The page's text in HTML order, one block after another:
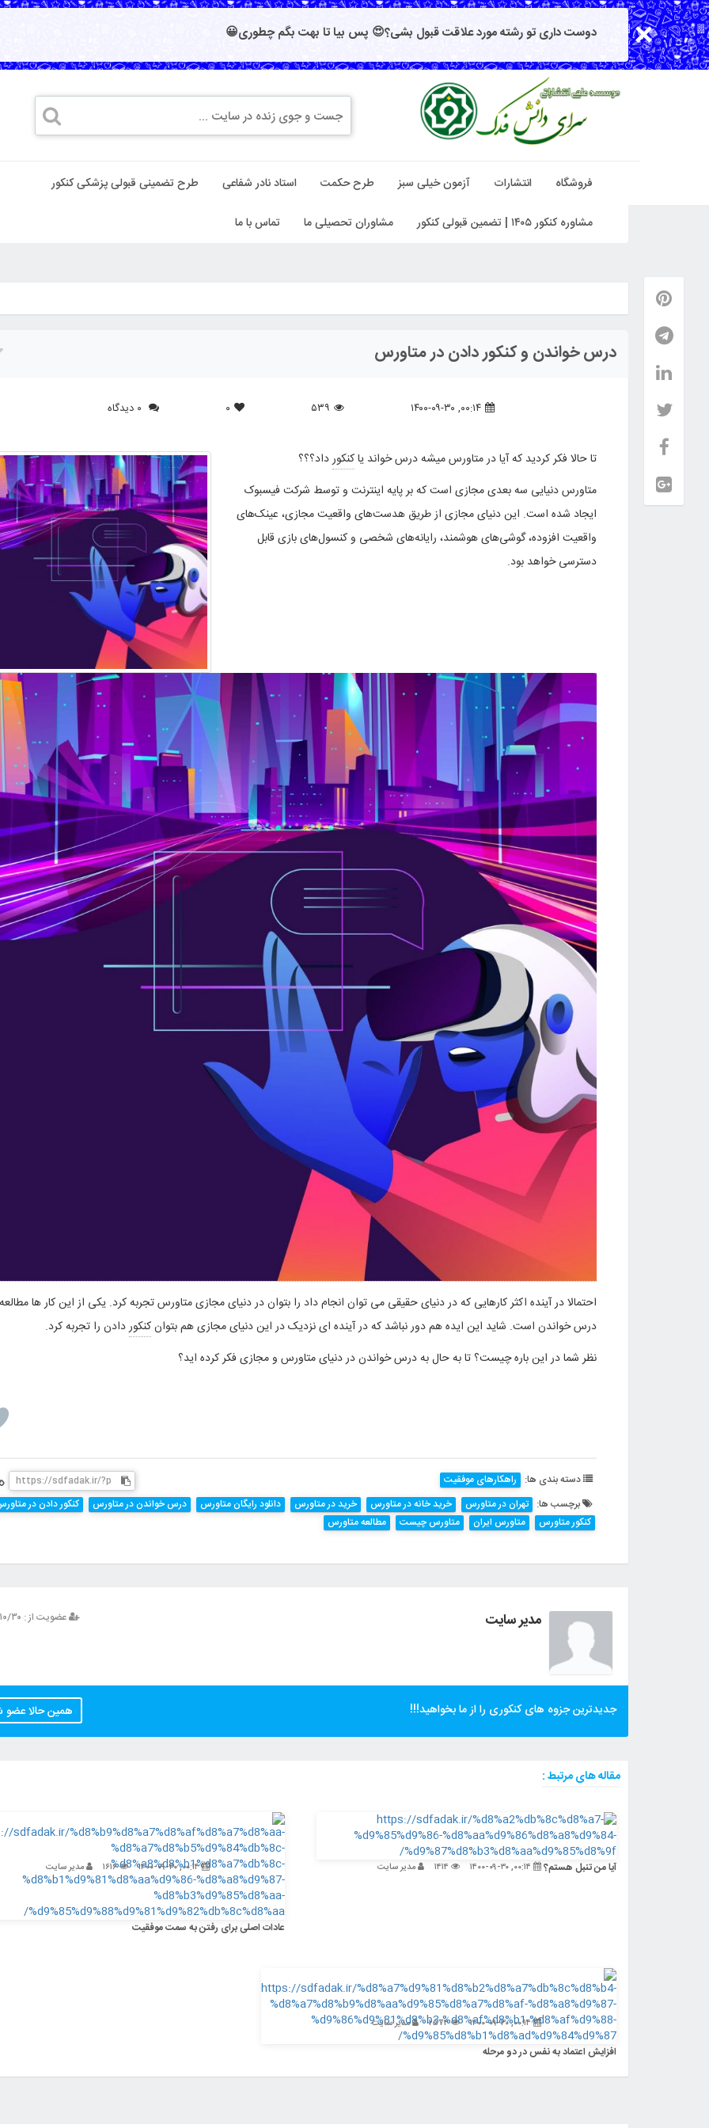
دوست داری تو رشته مورد علاقت قبول بشی؟😍 پس بیا تا بهت بگم چطوری😀
فروشگاه انتشارات آزمون خیلی سبز طرح حکمت استاد نادر شفاعی طرح تضمینی قبولی پزشکی کنکور
مشاوره کنکور ۱۴۰۵ | تضمین قبولی کنکور مشاوران تحصیلی ما تماس با ما
درس خواندن و کنکور دادن در متاورس
۰۰:۱۴, ۱۴۰۰-۰۹-۳۰ ۵۳۹ ۰
تا حالا فکر کردید که آیا در متاورس میشه درس خواند یاکنکورداد؟؟؟
متاورس دنیایی سه بعدی مجازی است که بر پایه اینترنت و توسط شرکت فیسبوک
ایجاد شده است. این دنیای مجازی از طریق هدست‌های واقعیت مجازی، عینک‌های
واقعیت افزوده، گوشی‌های هوشمند، رایانه‌های شخصی و کنسول‌های بازی قابل
دسترسی خواهد بود.
احتمالا در آینده اکثر کارهایی که در دنیای حقیقی می توان انجام داد را بتوان در دنیای مجازی متاورس تجربه کرد. یکی از این کار ها
درس خواندن است. شاید این ایده هم دور نباشد که در آینده ای نزدیک در این دنیای مجازی هم بتوانکنکوردادن را تجربه کرد.
نظر شما در این باره چیست؟ تا به حال به درس خواندن در دنیای متاورس و مجازی فکر کرده اید؟
دسته بندی ها: راهکارهای موفقیت
برچسب ها: تهران در متاورس خرید خانه در متاورس خرید در متاورس دانلود رایگان متاورس درس خواندن در متاورس
کنکور دادن در
کنکور متاورس
متاورس ایران متاورس چیست مطالعه متاورس
عضویت از : ۱۳۹۳/۱۰/۳۰ مدیر سایت
جدیدترین جزوه های کنکوری را از ما بخواهید!!! همین حالا عضو
مقاله های مرتبط :
آیا من تنبل هستم؟ مدیر سایت
عادات اصلی برای رفتن به سمت موفقیت
۰۰:۱۴, ۱۴۰۰-۰۹-۳۰ ۱۶۱۶ مدیر سایت
افزایش اعتماد به نفس در دو مرحله
۰۰:۱۴, ۱۴۰۰-۰۹-۳۰ ۲۵۷۴ مدیر سایت